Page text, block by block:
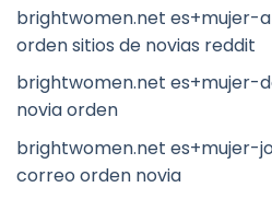
brightwomen.net es+mujer-
orden sitios de novias reddit
brightwomen.net es+mujer-
novia orden
brightwomen.net es+mujer-
correo orden novia